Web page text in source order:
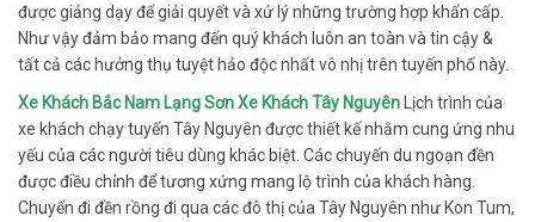
được giảng dạy để giải quyết và xử lý những trường hợp khẩn cấp.
Như vậy đảm bảo mang đến quý khách luôn an toàn và tin cậy &
tất cả các hưởng thụ tuyệt hảo độc nhất vô nhị trên tuyến phố này.
Xe Khách Bắc Nam Lạng Sơn Xe Khách Tây Nguyên
Lịch trình của
xe khách chạy tuyến Tây Nguyên được thiết kế nhằm cung ứng nhu
yếu của các người tiêu dùng khác biệt. Các chuyến du ngoạn đền
được điều chỉnh để tương xứng mang lộ trình của khách hàng.
Chuyến đi đền rồng đi qua các đô thị của Tây Nguyên như Kon Tum,